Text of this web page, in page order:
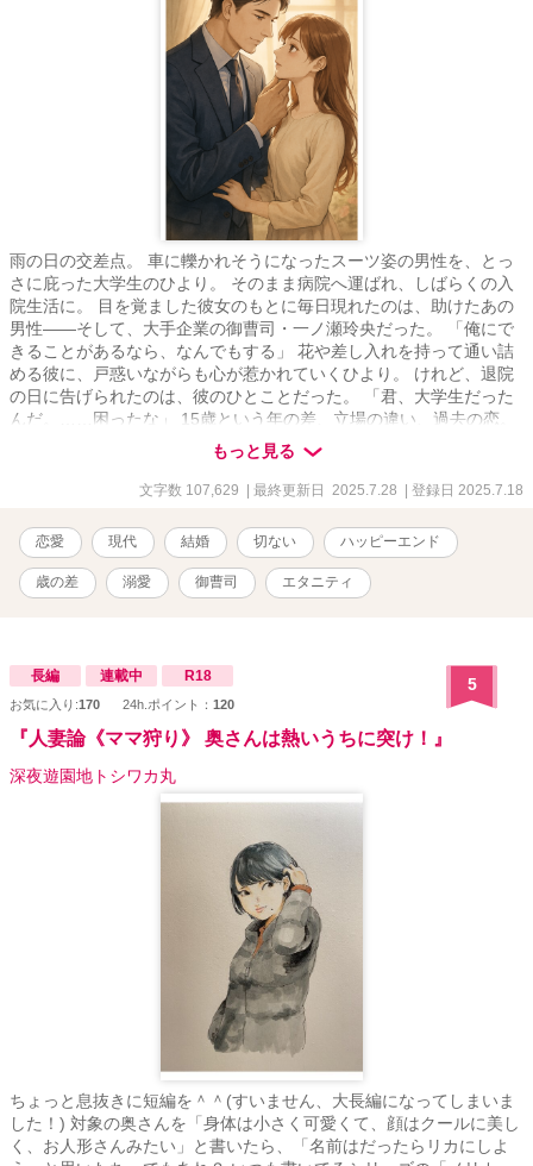
雨の日の交差点。 車に轢かれそうになったスーツ姿の男性を、とっ
さに庇った大学生のひより。 そのまま病院へ運ばれ、しばらくの入
院生活に。 目を覚ました彼女のもとに毎日現れたのは、助けたあの
男性――そして、大手企業の御曹司・一ノ瀬玲央だった。 「俺にで
きることがあるなら、なんでもする」 花や差し入れを持って通い詰
める彼に、戸惑いながらも心が惹かれていくひより。 けれど、退院
の日に告げられたのは、彼のひとことだった。 「君、大学生だった
んだ。……困ったな」 15歳という年の差、立場の違い、過去の恋。
簡単に踏み出せない距離があるのに、気づけばお互いを想う気持ち
は止められなくなっていた―― 「それでも俺は、君が欲しい」 助け
たはずの御曹司から、溺れるほどに甘やかされる毎日が始まる。 こ
もっと見る
文字数 107,629 | 最終更新日 2025.7.28 | 登録日 2025.7.18
恋愛 現代 結婚 切ない ハッピーエンド
歳の差 溺愛 御曹司 エタニティ
長編 連載中 R18
お気に入り:170 24h.ポイント： 120
5
『人妻論《ママ狩り》 奥さんは熱いうちに突け！』
深夜遊園地トシワカ丸
ちょっと息抜きに短編を＾＾(すいません、大長編になってしまいま
した！) 対象の奥さんを「身体は小さく可愛くて、顔はクールに美し
く、お人形さんみたい」と書いたら、「名前はだったらリカにしよ